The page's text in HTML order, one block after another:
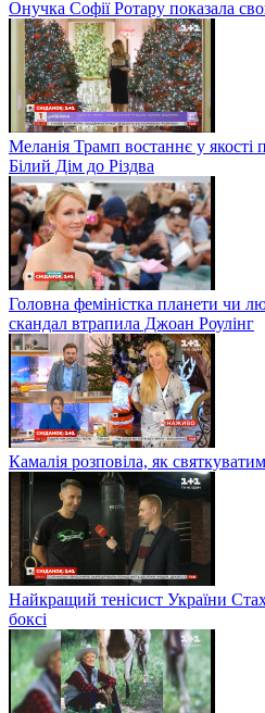
Онучка Софії Ротару показала
Меланія Трамп востаннє у якості
Білий Дім до Різдва
Головна феміністка планети чи
скандал втрапила Джоан Роулінг
Камалія розповіла, як
Найкращий тенісист України
боксі